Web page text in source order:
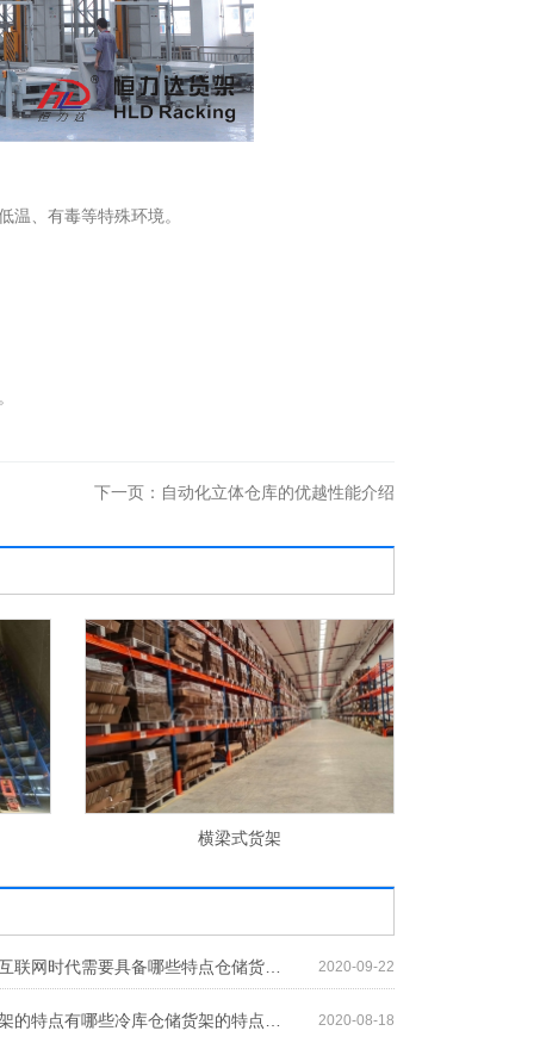
温、有毒等特殊环境。
下一页： 自动化立体仓库的优越性能介绍
横梁式货架
仓储货架在互联网时代需要具备哪些特点仓储货架在互联网时代需要具备哪些特点 2020-09-22
2020-08-18